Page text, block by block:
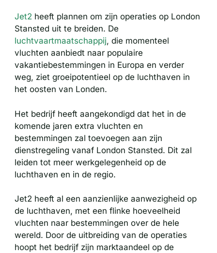
Jet2 heeft plannen om zijn operaties op London
Stansted uit te breiden. De
luchtvaartmaatschappij, die momenteel
vluchten aanbiedt naar populaire
vakantiebestemmingen in Europa en verder
weg, ziet groeipotentieel op de luchthaven in
het oosten van Londen.
Het bedrijf heeft aangekondigd dat het in de
komende jaren extra vluchten en
bestemmingen zal toevoegen aan zijn
dienstregeling vanaf London Stansted. Dit zal
leiden tot meer werkgelegenheid op de
luchthaven en in de regio.
Jet2 heeft al een aanzienlijke aanwezigheid op
de luchthaven, met een flinke hoeveelheid
vluchten naar bestemmingen over de hele
wereld. Door de uitbreiding van de operaties
hoopt het bedrijf zijn marktaandeel op de